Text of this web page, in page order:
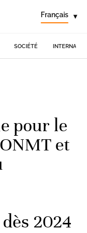
Français ▾
SOCIÉTÉ
pour le
et
2024